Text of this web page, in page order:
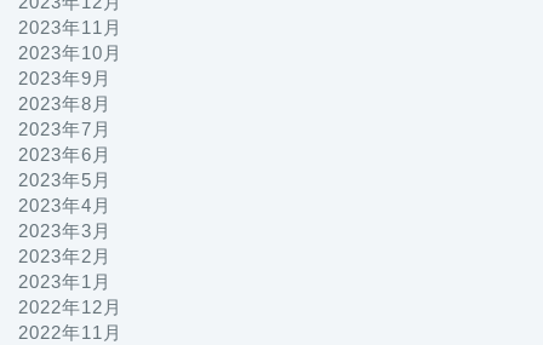
2023年11月
2023年10月
2023年9月
2023年8月
2023年7月
2023年6月
2023年5月
2023年4月
2023年3月
2023年2月
2023年1月
2022年12月
2022年11月